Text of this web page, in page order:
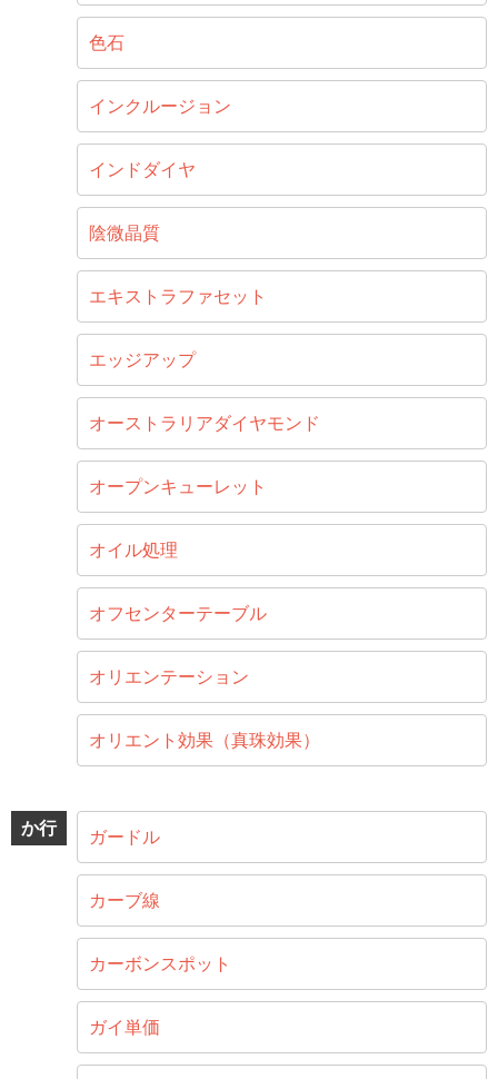
色石
インクルージョン
インドダイヤ
陰微晶質
エキストラファセット
エッジアップ
オーストラリアダイヤモンド
オープンキューレット
オイル処理
オフセンターテーブル
オリエンテーション
オリエント効果（真珠効果）
か行 ガードル
カーブ線
カーボンスポット
ガイ単価